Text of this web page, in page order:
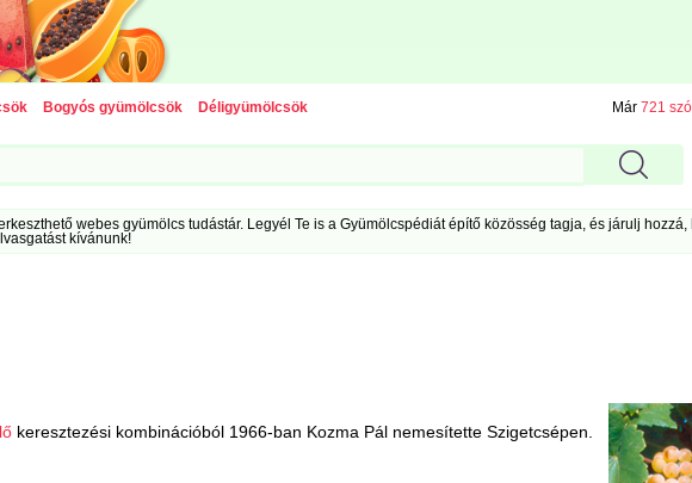
Bogyós gyümölcsök Déligyümölcsök Már 721
webes gyümölcs tudástár. Legyél Te is a Gyümölcspédiát építő közösség tagja, és járulj
kívánunk!
keresztezési kombinációból 1966-ban Kozma Pál nemesítette Szigetcsépen.